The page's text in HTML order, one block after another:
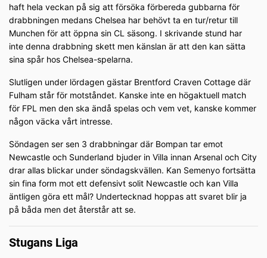
haft hela veckan på sig att försöka förbereda gubbarna för
drabbningen medans Chelsea har behövt ta en tur/retur till
Munchen för att öppna sin CL säsong. I skrivande stund har
inte denna drabbning skett men känslan är att den kan sätta
sina spår hos Chelsea-spelarna.
Slutligen under lördagen gästar Brentford Craven Cottage där
Fulham står för motståndet. Kanske inte en högaktuell match
för FPL men den ska ändå spelas och vem vet, kanske kommer
någon väcka vårt intresse.
Söndagen ser sen 3 drabbningar där Bompan tar emot
Newcastle och Sunderland bjuder in Villa innan Arsenal och City
drar allas blickar under söndagskvällen. Kan Semenyo fortsätta
sin fina form mot ett defensivt solit Newcastle och kan Villa
äntligen göra ett mål? Undertecknad hoppas att svaret blir ja
på båda men det återstår att se.
Stugans Liga